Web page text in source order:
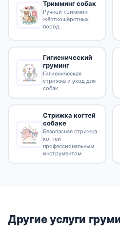
Тримминг собак
Ручной тримминг
жёсткошёрстных
пород
Гигиенический
груминг
Гигиеническая
стрижка и уход для
собак
Стрижка когтей
собаке
Безопасная стрижка
когтей
профессиональным
инструментом
Другие услуги